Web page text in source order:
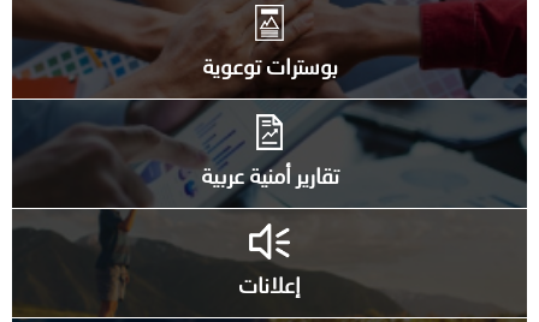
بوسترات توعوية
تقارير أمنية عربية
إعلانات